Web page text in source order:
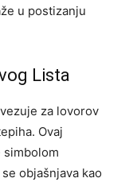
u postizanju
Lista
za lovorov
Ovaj
simbolom
objašnjava kao